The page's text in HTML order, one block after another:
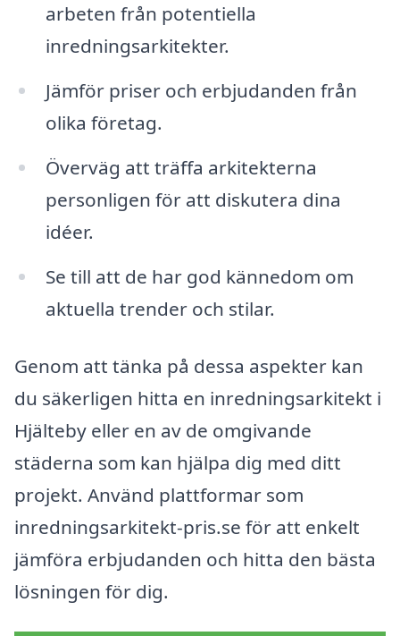
arbeten från potentiella
inredningsarkitekter.
Jämför priser och erbjudanden från
olika företag.
Överväg att träffa arkitekterna
personligen för att diskutera dina
idéer.
Se till att de har god kännedom om
aktuella trender och stilar.
Genom att tänka på dessa aspekter kan
du säkerligen hitta en inredningsarkitekt i
Hjälteby eller en av de omgivande
städerna som kan hjälpa dig med ditt
projekt. Använd plattformar som
inredningsarkitekt-pris.se för att enkelt
jämföra erbjudanden och hitta den bästa
lösningen för dig.